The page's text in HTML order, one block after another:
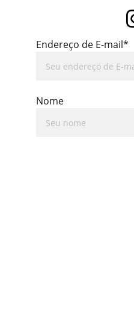
Endereço de E-mail*
Nome